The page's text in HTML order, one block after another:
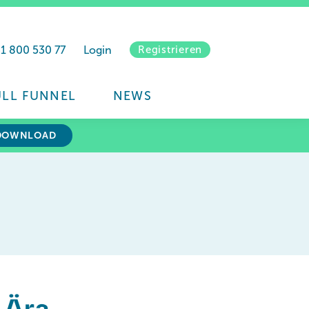
800 530 77 Login Registrieren
FUNNEL NEWS